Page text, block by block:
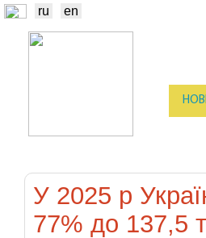
ru en
У 2025 р
77% до 137,5